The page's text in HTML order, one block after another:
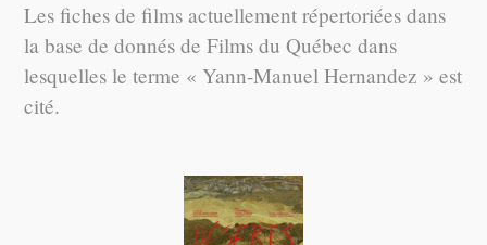
Les fiches de films actuellement répertoriées dans
la base de donnés de Films du Québec dans
lesquelles le terme « Yann-Manuel Hernandez » est
cité.